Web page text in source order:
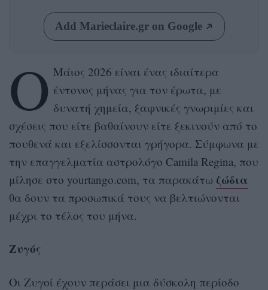
Add Marieclaire.gr on Google
Ο Μάιος 2026 είναι ένας ιδιαίτερα
έντονος μήνας για τον έρωτα, με
δυνατή χημεία, ξαφνικές γνωριμίες και
σχέσεις που είτε βαθαίνουν είτε ξεκινούν από το
πουθενά και εξελίσσονται γρήγορα. Σύμφωνα με
την επαγγελματία αστρολόγο Camila Regina, που
μίλησε στο yourtango.com, τα παρακάτω ζώδια
θα δουν τα προσωπικά τους να βελτιώνονται
μέχρι το τέλος του μήνα.
Ζυγός
Οι Ζυγοί έχουν περάσει μια δύσκολη περίοδο